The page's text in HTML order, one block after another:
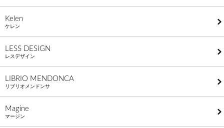
Kelen
ケレン
LESS DESIGN
レスデザイン
LIBRIO MENDONCA
リブリオメンドンサ
Magine
マージン